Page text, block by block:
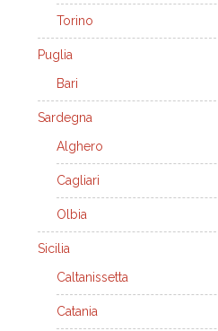
Torino
Puglia
Bari
Sardegna
Alghero
Cagliari
Olbia
Sicilia
Caltanissetta
Catania